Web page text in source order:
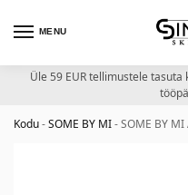
MENU
Üle 59 EUR tellimustele
Kodu-SOME BY MI-SOME BY